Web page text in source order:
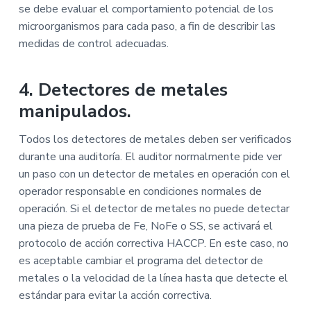
se debe evaluar el comportamiento potencial de los
microorganismos para cada paso, a fin de describir las
medidas de control adecuadas.
4. Detectores de metales
manipulados.
Todos los detectores de metales deben ser verificados
durante una auditoría. El auditor normalmente pide ver
un paso con un detector de metales en operación con el
operador responsable en condiciones normales de
operación. Si el detector de metales no puede detectar
una pieza de prueba de Fe, NoFe o SS, se activará el
protocolo de acción correctiva HACCP. En este caso, no
es aceptable cambiar el programa del detector de
metales o la velocidad de la línea hasta que detecte el
estándar para evitar la acción correctiva.